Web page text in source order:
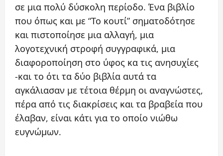
σε μια πολύ δύσκολη περίοδο. Ένα βιβλίο
που όπως και με “Το κουτί” σηματοδότησε
και πιστοποίησε μια αλλαγή, μια
λογοτεχνική στροφή συγγραφικά, μια
διαφοροποίηση στο ύφος κα τις ανησυχίες
-και το ότι τα δύο βιβλία αυτά τα
αγκάλιασαν με τέτοια θέρμη οι αναγνώστες,
πέρα από τις διακρίσεις και τα βραβεία που
έλαβαν, είναι κάτι για το οποίο νιώθω
ευγνώμων.